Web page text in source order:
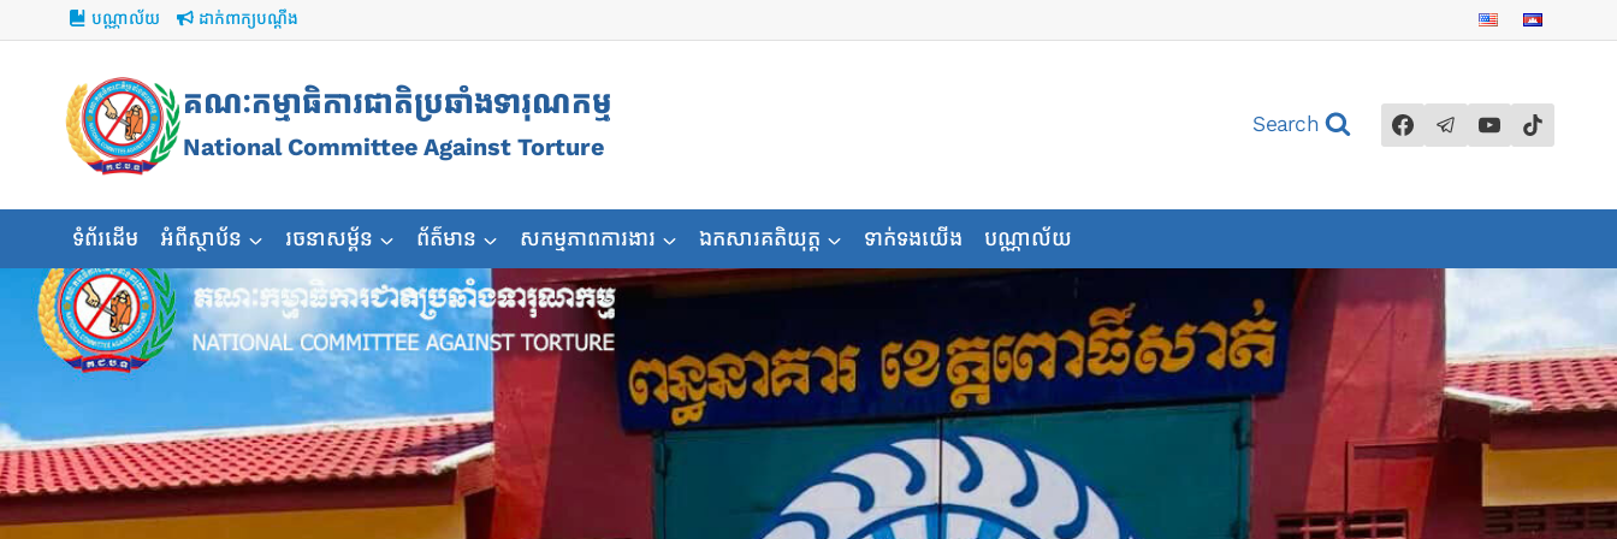
to
content
បណ្ណាល័យ ដាក់ពាក្យបណ្ដឹង
គណៈកម្មាធិការជាតិប្រឆាំងទារុណកម្ម
National Committee Against Torture
Search
ទំព័រដើម អំពីស្ថាប័ន រចនាសម្ព័ន ព័ត៌មាន សកម្មភាពការងារ ឯកសារគតិយុត្ត ទាក់ទងយើង បណ្ណាល័យ